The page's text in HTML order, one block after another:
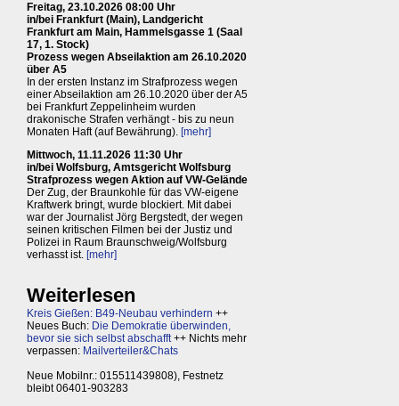
Freitag, 23.10.2026 08:00 Uhr
in/bei Frankfurt (Main), Landgericht
Frankfurt am Main, Hammelsgasse 1 (Saal
17, 1. Stock)
Prozess wegen Abseilaktion am 26.10.2020
über A5
In der ersten Instanz im Strafprozess wegen
einer Abseilaktion am 26.10.2020 über der A5
bei Frankfurt Zeppelinheim wurden
drakonische Strafen verhängt - bis zu neun
Monaten Haft (auf Bewährung). [mehr]
Mittwoch, 11.11.2026 11:30 Uhr
in/bei Wolfsburg, Amtsgericht Wolfsburg
Strafprozess wegen Aktion auf VW-Gelände
Der Zug, der Braunkohle für das VW-eigene
Kraftwerk bringt, wurde blockiert. Mit dabei
war der Journalist Jörg Bergstedt, der wegen
seinen kritischen Filmen bei der Justiz und
Polizei in Raum Braunschweig/Wolfsburg
verhasst ist. [mehr]
Weiterlesen
Kreis Gießen: B49-Neubau verhindern ++
Neues Buch: Die Demokratie überwinden,
bevor sie sich selbst abschafft++ Nichts mehr
verpassen: Mailverteiler&Chats
Neue Mobilnr.: 015511439808), Festnetz
bleibt 06401-903283